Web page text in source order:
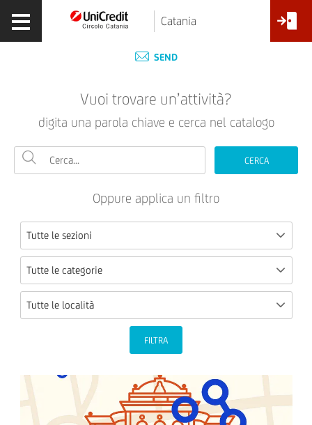
Catania
SEND
Vuoi trovare un’attività?
digita una parola chiave e cerca nel catalogo
CERCA
Oppure applica un filtro
Tutte le sezioni
Tutte le categorie
Tutte le località
FILTRA